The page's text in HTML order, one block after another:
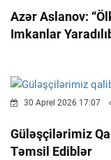
Azər Aslanov:
Imkanlar
30 Aprel 2026 17:07
Güləşçilərimiz
Təmsil Ediblər